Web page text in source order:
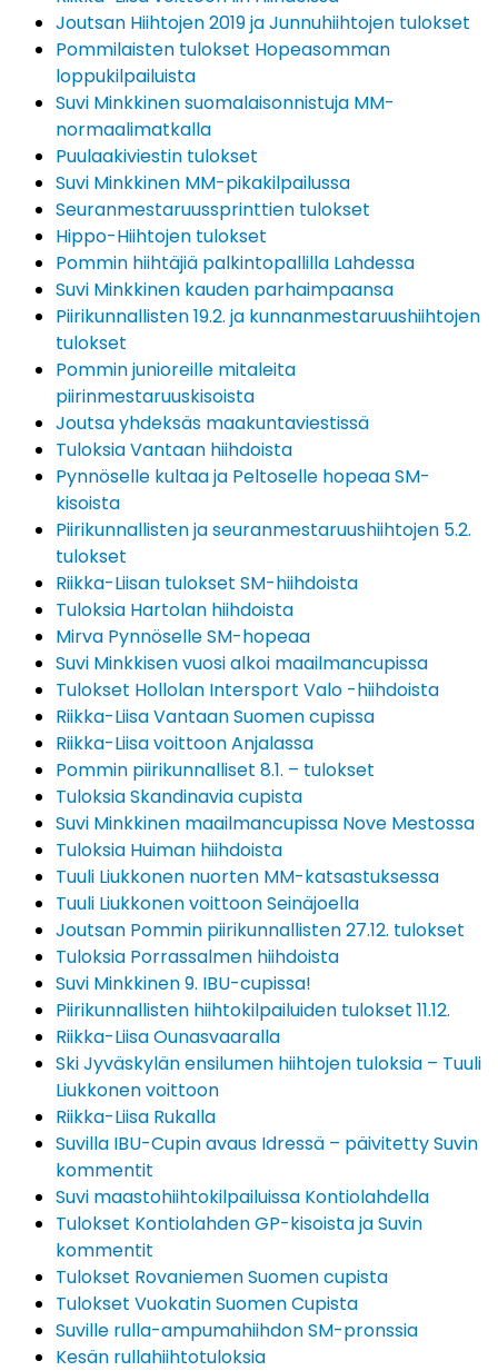
Joutsan Hiihtojen 2019 ja Junnuhiihtojen tulokset
Pommilaisten tulokset Hopeasomman
loppukilpailuista
Suvi Minkkinen suomalaisonnistuja MM-
normaalimatkalla
Puulaakiviestin tulokset
Suvi Minkkinen MM-pikakilpailussa
Seuranmestaruussprinttien tulokset
Hippo-Hiihtojen tulokset
Pommin hiihtäjiä palkintopallilla Lahdessa
Suvi Minkkinen kauden parhaimpaansa
Piirikunnallisten 19.2. ja kunnanmestaruushiihtojen
tulokset
Pommin junioreille mitaleita
piirinmestaruuskisoista
Joutsa yhdeksäs maakuntaviestissä
Tuloksia Vantaan hiihdoista
Pynnöselle kultaa ja Peltoselle hopeaa SM-
kisoista
Piirikunnallisten ja seuranmestaruushiihtojen 5.2.
tulokset
Riikka-Liisan tulokset SM-hiihdoista
Tuloksia Hartolan hiihdoista
Mirva Pynnöselle SM-hopeaa
Suvi Minkkisen vuosi alkoi maailmancupissa
Tulokset Hollolan Intersport Valo -hiihdoista
Riikka-Liisa Vantaan Suomen cupissa
Riikka-Liisa voittoon Anjalassa
Pommin piirikunnalliset 8.1. – tulokset
Tuloksia Skandinavia cupista
Suvi Minkkinen maailmancupissa Nove Mestossa
Tuloksia Huiman hiihdoista
Tuuli Liukkonen nuorten MM-katsastuksessa
Tuuli Liukkonen voittoon Seinäjoella
Joutsan Pommin piirikunnallisten 27.12. tulokset
Tuloksia Porrassalmen hiihdoista
Suvi Minkkinen 9. IBU-cupissa!
Piirikunnallisten hiihtokilpailuiden tulokset 11.12.
Riikka-Liisa Ounasvaaralla
Ski Jyväskylän ensilumen hiihtojen tuloksia – Tuuli
Liukkonen voittoon
Riikka-Liisa Rukalla
Suvilla IBU-Cupin avaus Idressä – päivitetty Suvin
kommentit
Suvi maastohiihtokilpailuissa Kontiolahdella
Tulokset Kontiolahden GP-kisoista ja Suvin
kommentit
Tulokset Rovaniemen Suomen cupista
Tulokset Vuokatin Suomen Cupista
Suville rulla-ampumahiihdon SM-pronssia
Kesän rullahiihtotuloksia